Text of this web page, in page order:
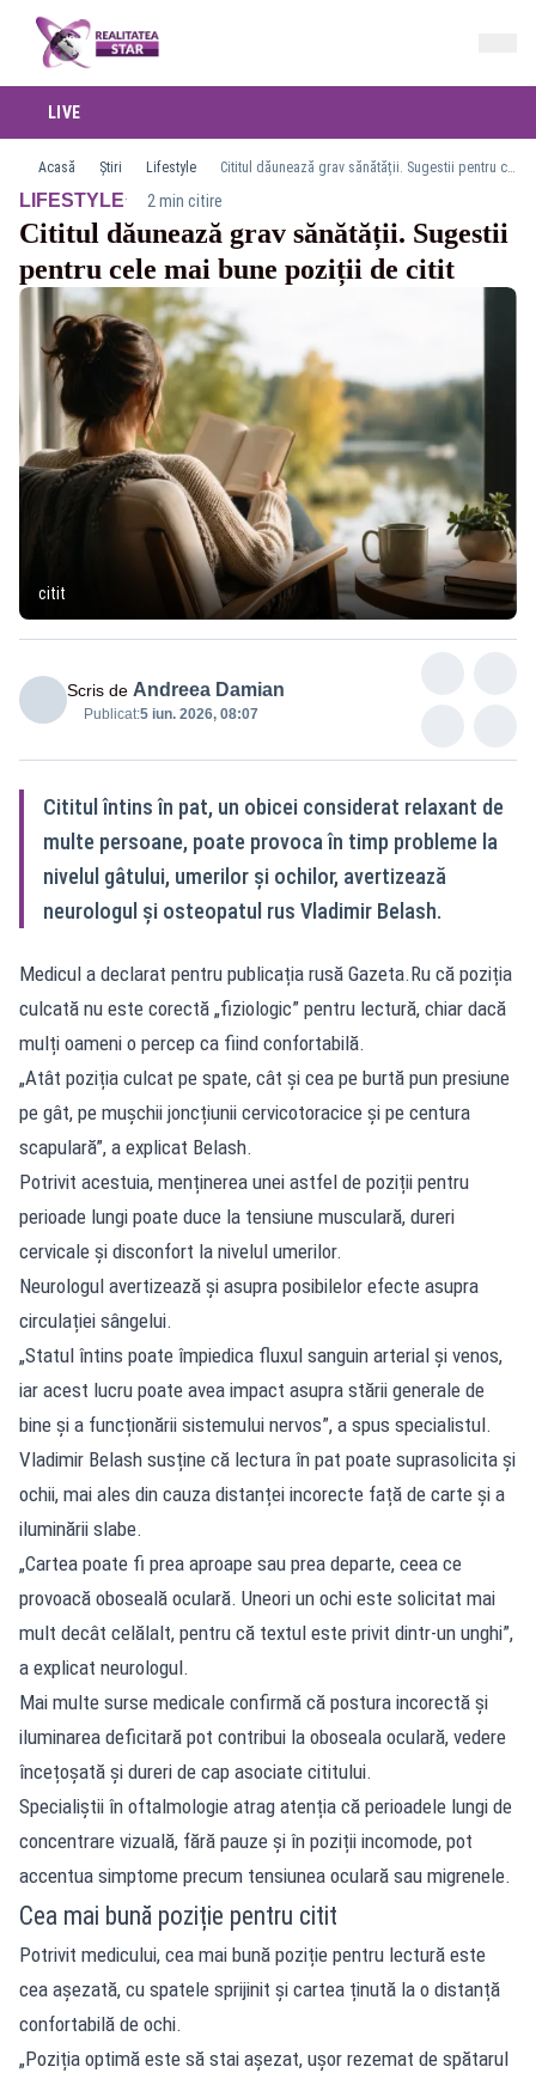
LIVE
Acasă Știri Lifestyle Cititul dăunează grav sănătății. Sugestii pentru cele mai bune poziții de citit
LIFESTYLE· 2 min citire
Cititul dăunează grav sănătății. Sugestii
pentru cele mai bune poziții de citit
citit
Scris de Andreea Damian
Publicat:5 iun. 2026, 08:07
Cititul întins în pat, un obicei considerat relaxant de
multe persoane, poate provoca în timp probleme la
nivelul gâtului, umerilor și ochilor, avertizează
neurologul și osteopatul rus Vladimir Belash.
Medicul a declarat pentru publicația rusă Gazeta.Ru că poziția
culcată nu este corectă „fiziologic” pentru lectură, chiar dacă
mulți oameni o percep ca fiind confortabilă.
„Atât poziția culcat pe spate, cât și cea pe burtă pun presiune
pe gât, pe mușchii joncțiunii cervicotoracice și pe centura
scapulară”, a explicat Belash.
Potrivit acestuia, menținerea unei astfel de poziții pentru
perioade lungi poate duce la tensiune musculară, dureri
cervicale și disconfort la nivelul umerilor.
Neurologul avertizează și asupra posibilelor efecte asupra
circulației sângelui.
„Statul întins poate împiedica fluxul sanguin arterial și venos,
iar acest lucru poate avea impact asupra stării generale de
bine și a funcționării sistemului nervos”, a spus specialistul.
Vladimir Belash susține că lectura în pat poate suprasolicita și
ochii, mai ales din cauza distanței incorecte față de carte și a
iluminării slabe.
„Cartea poate fi prea aproape sau prea departe, ceea ce
provoacă oboseală oculară. Uneori un ochi este solicitat mai
mult decât celălalt, pentru că textul este privit dintr-un unghi”,
a explicat neurologul.
Mai multe surse medicale confirmă că postura incorectă și
iluminarea deficitară pot contribui la oboseala oculară, vedere
încețoșată și dureri de cap asociate cititului.
Specialiștii în oftalmologie atrag atenția că perioadele lungi de
concentrare vizuală, fără pauze și în poziții incomode, pot
accentua simptome precum tensiunea oculară sau migrenele.
Cea mai bună poziție pentru citit
Potrivit medicului, cea mai bună poziție pentru lectură este
cea așezată, cu spatele sprijinit și cartea ținută la o distanță
confortabilă de ochi.
„Poziția optimă este să stai așezat, ușor rezemat de spătarul